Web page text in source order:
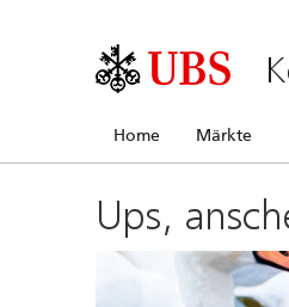
Home Märkte
Ups,